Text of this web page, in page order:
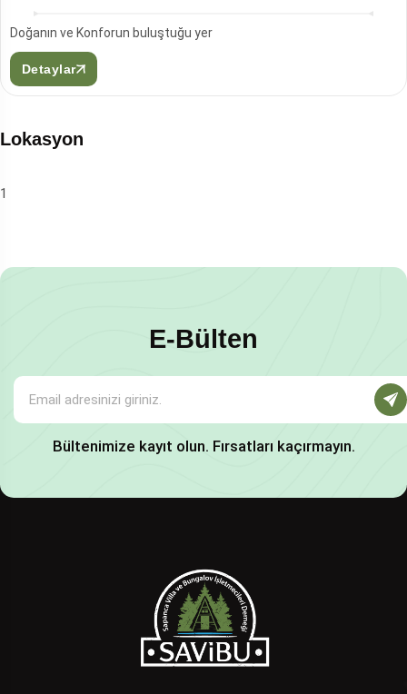
Doğanın ve Konforun buluştuğu yer
Detaylar
Lokasyon
1
E-Bülten
Bültenimize kayıt olun. Fırsatları kaçırmayın.